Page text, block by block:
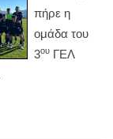
πήρε η
ομάδα του
3ου ΓΕΛ